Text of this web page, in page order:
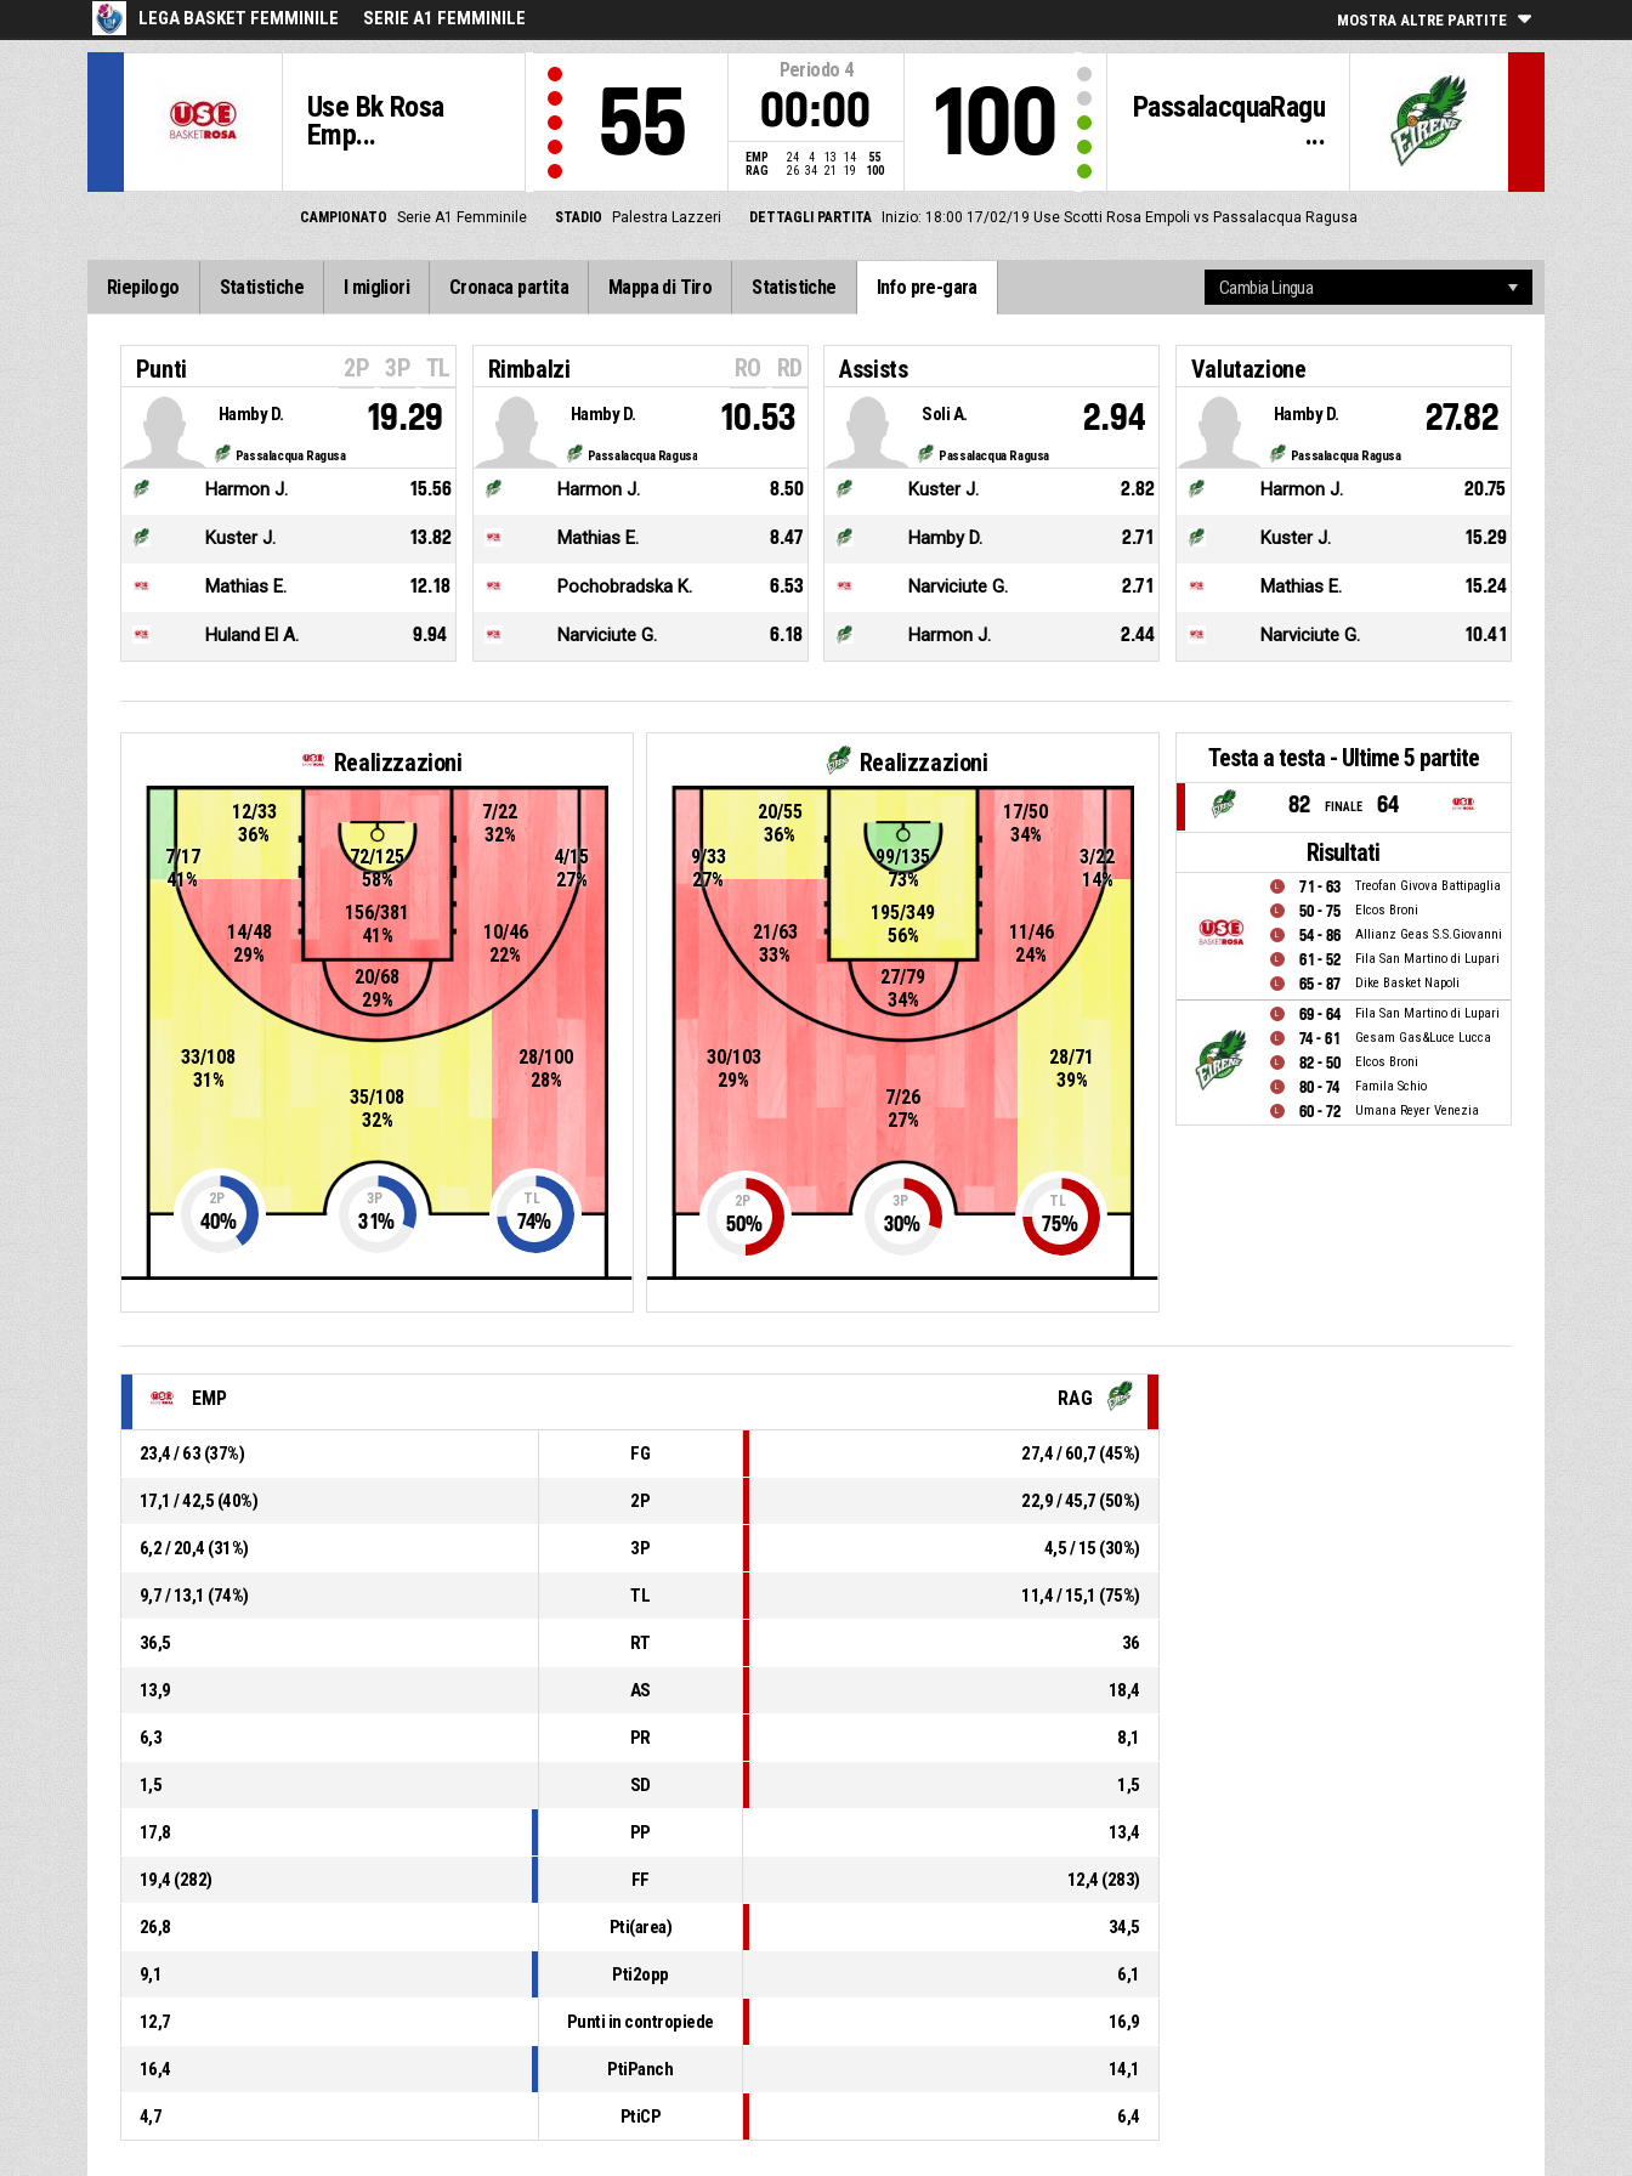
LEGA BASKET FEMMINILE SERIE A1 FEMMINILE MOSTRA ALTRE PARTITE
Use Bk Rosa
Emp...
55
Periodo 4
00:00
EMP 24 4 13 14
55
RAG
26 34 21 19 100
PassalacquaRagu
...
100
CAMPIONATO Serie A1 Femminile STADIO Palestra Lazzeri DETTAGLI PARTITA Inizio: 18:00 17/02/19 Use Scotti Rosa Empoli vs Passalacqua Ragusa
Riepilogo Statistiche I migliori Cronaca partita Mappa di Tiro Statistiche Info pre-gara
Punti 2P 3P TL
Passalacqua Ragusa
Hamby D. 19.29
Harmon J. 15.56
Kuster J. 13.82
Mathias E. 12.18
Huland El A. 9.94
Rimbalzi RO RD
Passalacqua Ragusa
Hamby D. 10.53
Harmon J. 8.50
Mathias E. 8.47
Pochobradska K. 6.53
Narviciute G. 6.18
Assists
Passalacqua Ragusa
Soli A. 2.94
Kuster J. 2.82
Hamby D. 2.71
Narviciute G. 2.71
Harmon J. 2.44
Valutazione
Passalacqua Ragusa
Hamby D. 27.82
Harmon J. 20.75
Kuster J. 15.29
Mathias E. 15.24
Narviciute G. 10.41
Realizzazioni
20/68
29%
14/48
29%
12/33
36%
10/46
22%
7/22
32%
156/381
41%
72/125
58%
35/108
32%
33/108
31%
7/17
41%
28/100
28%
4/15
27%
2P
40%
3P
31%
TL
74%
Realizzazioni
27/79
34%
21/63
33%
20/55
36%
11/46
24%
17/50
34%
195/349
56%
99/135
73%
7/26
27%
30/103
29%
9/33
27%
28/71
39%
3/22
14%
2P
50%
3P
30%
TL
75%
Testa a testa - Ultime 5 partite
82 FINALE 64
Risultati
71 - 63 Treofan Givova Battipaglia
50 - 75 Elcos Broni
54 - 86 Allianz Geas S.S.Giovanni
61 - 52 Fila San Martino di Lupari
65 - 87 Dike Basket Napoli
69 - 64 Fila San Martino di Lupari
74 - 61 Gesam Gas&Luce Lucca
82 - 50 Elcos Broni
80 - 74 Famila Schio
60 - 72 Umana Reyer Venezia
EMP RAG
23,4 / 63 (37%) FG 27,4 / 60,7 (45%)
17,1 / 42,5 (40%) 2P 22,9 / 45,7 (50%)
6,2 / 20,4 (31%) 3P 4,5 / 15 (30%)
9,7 / 13,1 (74%) TL 11,4 / 15,1 (75%)
36,5 RT 36
13,9 AS 18,4
6,3 PR 8,1
1,5 SD 1,5
17,8 PP 13,4
19,4 (282) FF 12,4 (283)
26,8 Pti(area) 34,5
9,1 Pti2opp 6,1
12,7 Punti in contropiede 16,9
16,4 PtiPanch 14,1
4,7 PtiCP 6,4